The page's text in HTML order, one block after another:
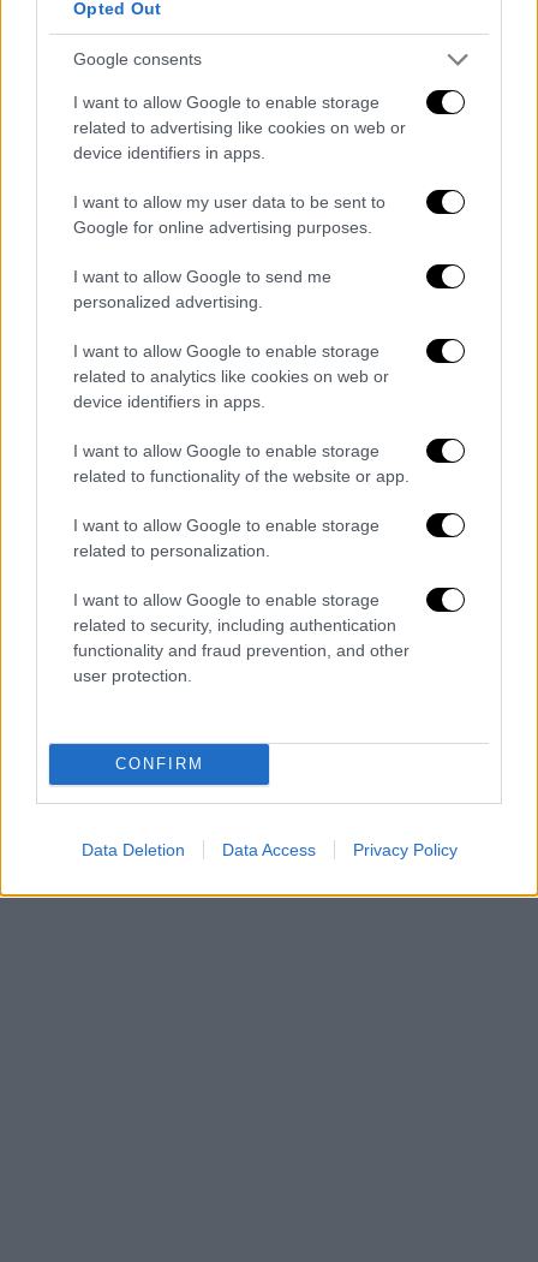
Opted Out
Google consents
I want to allow Google to enable storage
related to advertising like cookies on web or
device identifiers in apps.
I want to allow my user data to be sent to
Google for online advertising purposes.
I want to allow Google to send me
personalized advertising.
I want to allow Google to enable storage
related to analytics like cookies on web or
device identifiers in apps.
I want to allow Google to enable storage
related to functionality of the website or app.
I want to allow Google to enable storage
related to personalization.
I want to allow Google to enable storage
related to security, including authentication
functionality and fraud prevention, and other
user protection.
CONFIRM
Data Deletion Data Access Privacy Policy
Αναλυτική πρόγνωση
χώρα, ενώ ο υδράργυρος θα θυμίζει
καλοκαίρι , και αργά το μεσημέρι θα φτάνει
τους 30-32 βαθμούς Κελσίου.
με λίγες συννεφιές αργά το απόγευμα από
την Πάρνηθα και την Πεντέλη. Η
θερμοκρασίαθα φτάσει μέχρι τους 32